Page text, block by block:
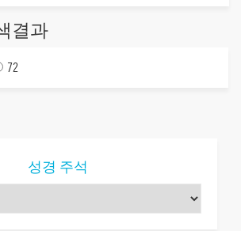
결과
72
성경 주석